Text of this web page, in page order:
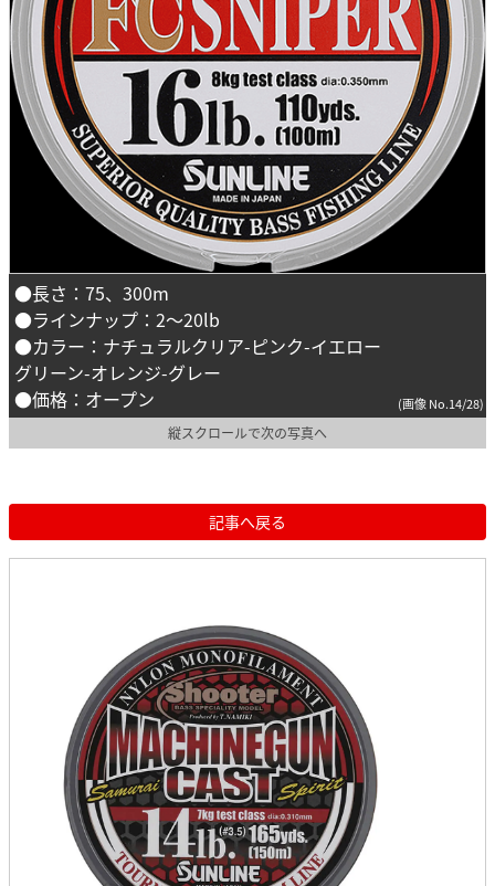
●長さ：75、300m
●ラインナップ：2～20lb
●カラー：ナチュラルクリア-ピンク-イエロー
グリーン-オレンジ-グレー
●価格：オープン
(画像 No.14/28)
縦スクロールで次の写真へ
記事へ戻る